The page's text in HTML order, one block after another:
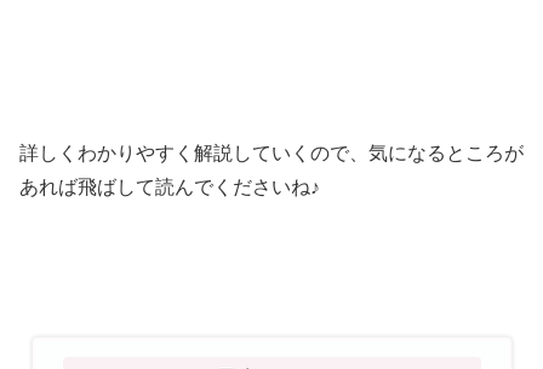
詳しくわかりやすく解説していくので、気になるところが
あれば飛ばして読んでくださいね♪